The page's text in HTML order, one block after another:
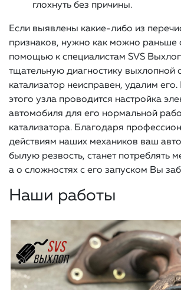
глохнуть без причины.
Если выявлены какие-либо из
признаков, нужно как можно раньше
помощью к специалистам SVS
тщательную диагностику выхлопной
катализатор неисправен, удалим
этого узла проводится настройка
автомобиля для его нормальной
катализатора. Благодаря
действиям наших механиков ваш
былую резвость, станет потреблять
а о сложностях с его запуском Вы
Наши работы